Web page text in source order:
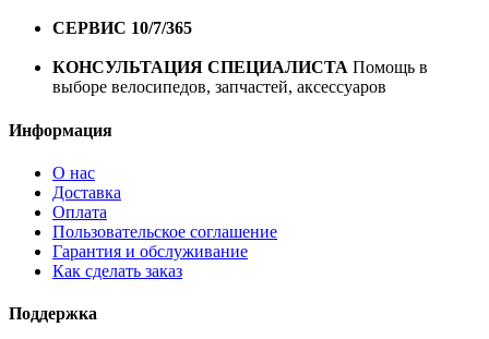
СЕРВИС 10/7/365
КОНСУЛЬТАЦИЯ СПЕЦИАЛИСТА Помощь в
выборе велосипедов, запчастей, аксессуаров
Информация
О нас
Доставка
Оплата
Пользовательское соглашение
Гарантия и обслуживание
Как сделать заказ
Поддержка